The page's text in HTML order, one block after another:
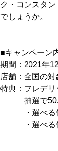
ク・コンスタ
でしょうか。
■キャンペーン
期間：2021年
店舗：全国の対
特典：フレデリ
抽選で50名に
・選べる体
・選べる体